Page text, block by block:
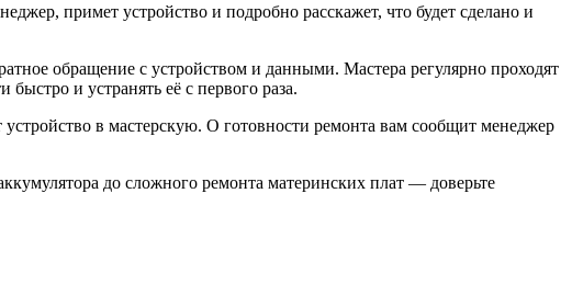
примет устройство и подробно расскажет, что будет сделано и
обращение с устройством и данными. Мастера регулярно проходят
и устранять её с первого раза.
в мастерскую. О готовности ремонта вам сообщит менеджер
до сложного ремонта материнских плат — доверьте